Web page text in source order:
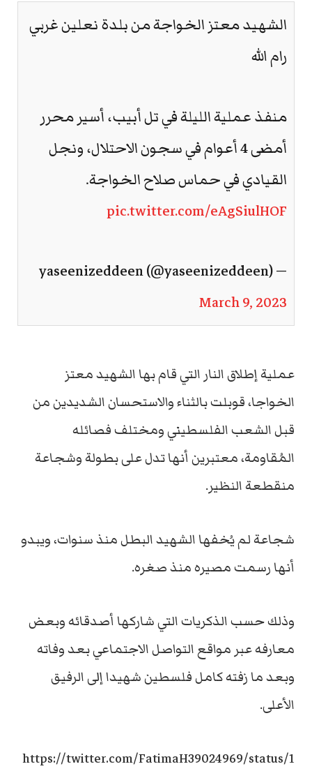
الشهيد معتز الخواجة من بلدة نعلين غربي
رام الله
منفذ عملية الليلة في تل أبيب، أسير محرر
أمضى 4 أعوام في سجون الاحتلال، ونجل
القيادي في حماس صلاح الخواجة.
pic.twitter.com/eAgSiulHOF
— yaseenizeddeen (@yaseenizeddeen)
March 9, 2023
عملية إطلاق النار التي قام بها الشهيد معتز
الخواجا، قوبلت بالثناء والاستحسان الشديدين من
قبل الشعب الفلسطيني ومختلف فصائله
المُقاومة، معتبرين أنها تدل على بطولة وشجاعة
منقطعة النظير.
شجاعة لم يُخفها الشهيد البطل منذ سنوات، ويبدو
أنها رسمت مصيره منذ صغره.
وذلك حسب الذكريات التي شاركها أصدقائه وبعض
معارفه عبر مواقع التواصل الاجتماعي بعد وفاته
وبعد ما زفته كامل فلسطين شهيدا إلى الرفيق
الأعلى.
https://twitter.com/FatimaH39024969/status/1